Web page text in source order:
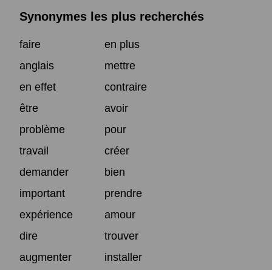
Synonymes les plus recherchés
faire
en plus
anglais
mettre
en effet
contraire
être
avoir
problème
pour
travail
créer
demander
bien
important
prendre
expérience
amour
dire
trouver
augmenter
installer